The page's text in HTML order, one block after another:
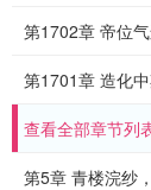
第1702章 帝位
第1701章 造化
查看全部章节列
第5章 青楼浣纱